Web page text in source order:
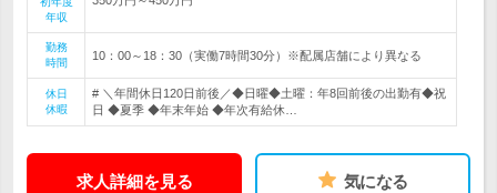
年収
勤務
時間
10：00～18：30（実働7時間30分）※配属店舗により異なる
休日
休暇
# ＼年間休日120日前後／◆日曜◆土曜：年8回前後の出勤有◆祝
日 ◆夏季 ◆年末年始 ◆年次有給休…
求人詳細を見る 気になる